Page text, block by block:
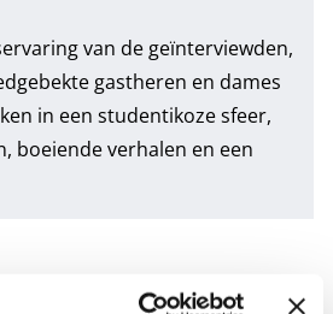
van de geïnterviewden,
gastheren en dames
in een studentikoze sfeer,
boeiende verhalen en een
Business Administration